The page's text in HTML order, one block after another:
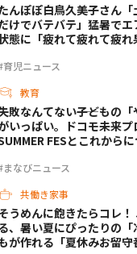
育児ニュース
んぽぽ白鳥久美子さん「
けでバテバテ」猛暑で
態に「疲れて疲れて疲れ
教育
まなびニュース
敗なんてない――子どもの
いっぱい。ドコモ未来プ
FESとこれから
共働き家事
うめんに飽きたらコレ
、暑い夏にぴったりの
が作れる「夏休みお留